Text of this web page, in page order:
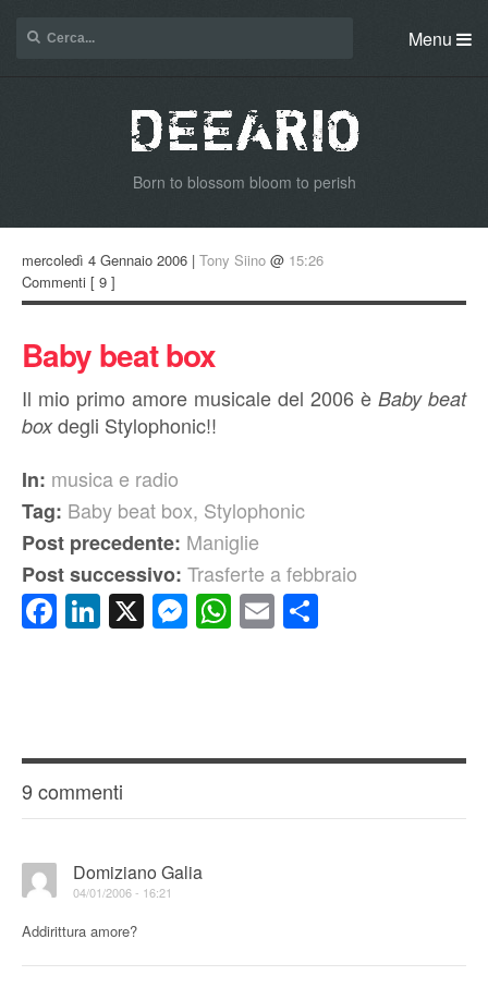
Menu
Born to blossom bloom to perish
mercoledì 4 Gennaio 2006 | Tony Siino @ 15:26
Commenti [ 9 ]
Baby beat box
Il mio primo amore musicale del 2006 è Baby beat
boxdegli Stylophonic!!
In: musica e radio
Tag: Baby beat box, Stylophonic
Post precedente: Maniglie
Post successivo: Trasferte a febbraio
Facebook
LinkedIn
X Messenger
WhatsApp
Email
9 commenti
Domiziano Galia
04/01/2006 - 16:21
Addirittura amore?